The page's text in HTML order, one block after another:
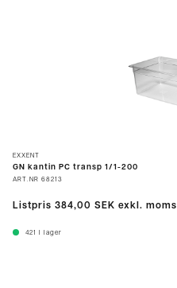
EXXENT
GN kantin PC transp 1/1-200
ART.NR 68213
Listpris 384,00 SEK exkl. moms
421 I lager